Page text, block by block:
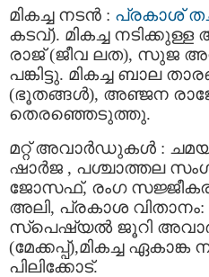
മികച്ച നടൻ : പ്രകാശ്
കടവ്). മികച്ച
രാജ് (ജീവ ലത), സുജ
പങ്കിട്ടു. മികച്ച ബാല
(ഭൂതങ്ങൾ), അഞ്ജന
തെരഞ്ഞെടുത്തു.
മറ്റ്‌ അവാർഡുകൾ :
ഷാർജ , പശ്ചാത്തല
ജോസഫ്‌, രംഗ
അലി, പ്രകാശ
സ്‌പെഷ്യൽ ജൂറി
(മേക്കപ്പ്‌),മികച്ച
പിലിക്കോട്‌.